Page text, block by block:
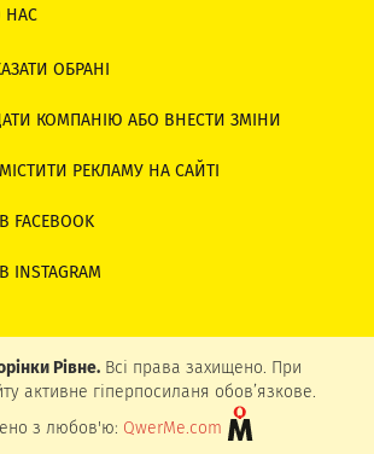
НАС
ОБРАНІ
КОМПАНІЮ АБО ВНЕСТИ ЗМІНИ
РЕКЛАМУ НА САЙТІ
FACEBOOK
INSTAGRAM
Рівне.Всі права захищено. При
активне гіперпосиланя обов’язкове.
з любов'ю: QwerMe.com